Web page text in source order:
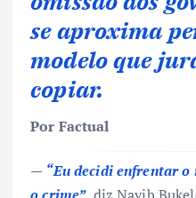
se aproxima
modelo que
copiar.
Por Factual
— “Eu decidi enfrentar o